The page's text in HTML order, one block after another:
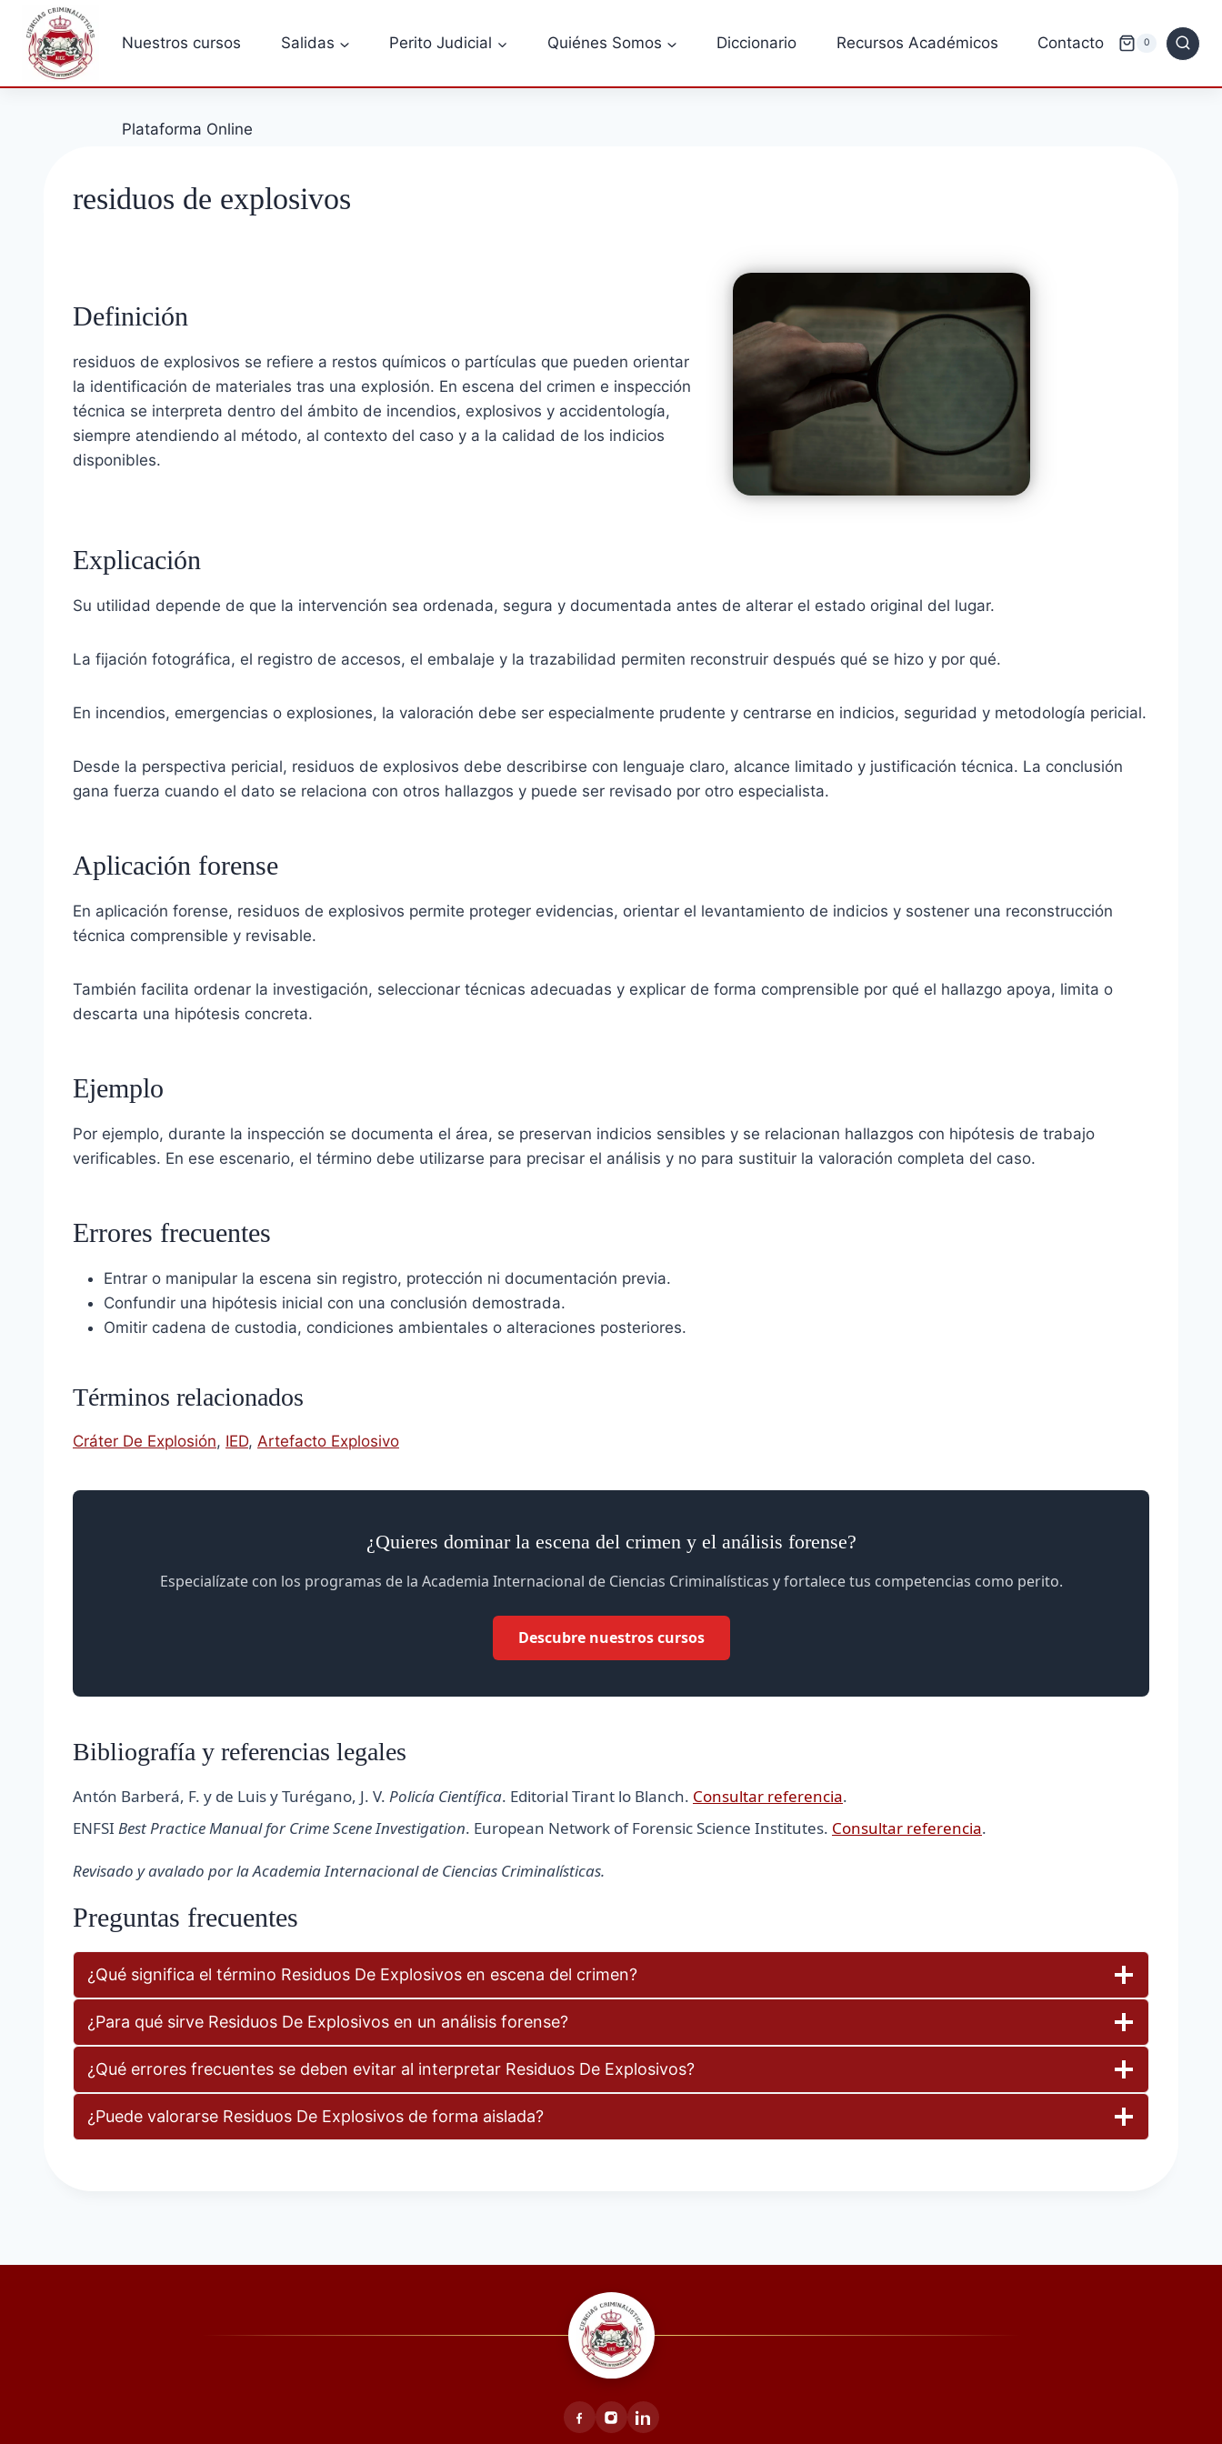
Saltar
contenido
Nuestros cursos Salidas Perito Judicial Quiénes Somos Diccionario Recursos Académicos Contacto
Plataforma Online
0
residuos de explosivos
Definición
residuos de explosivos se refiere a restos químicos o partículas que pueden orientar
la identificación de materiales tras una explosión. En escena del crimen e inspección
técnica se interpreta dentro del ámbito de incendios, explosivos y accidentología,
siempre atendiendo al método, al contexto del caso y a la calidad de los indicios
disponibles.
Explicación
Su utilidad depende de que la intervención sea ordenada, segura y documentada antes de alterar el estado original del lugar.
La fijación fotográfica, el registro de accesos, el embalaje y la trazabilidad permiten reconstruir después qué se hizo y por qué.
En incendios, emergencias o explosiones, la valoración debe ser especialmente prudente y centrarse en indicios, seguridad y metodología pericial.
Desde la perspectiva pericial, residuos de explosivos debe describirse con lenguaje claro, alcance limitado y justificación técnica. La conclusión
gana fuerza cuando el dato se relaciona con otros hallazgos y puede ser revisado por otro especialista.
Aplicación forense
En aplicación forense, residuos de explosivos permite proteger evidencias, orientar el levantamiento de indicios y sostener una reconstrucción
técnica comprensible y revisable.
También facilita ordenar la investigación, seleccionar técnicas adecuadas y explicar de forma comprensible por qué el hallazgo apoya, limita o
descarta una hipótesis concreta.
Ejemplo
Por ejemplo, durante la inspección se documenta el área, se preservan indicios sensibles y se relacionan hallazgos con hipótesis de trabajo
verificables. En ese escenario, el término debe utilizarse para precisar el análisis y no para sustituir la valoración completa del caso.
Errores frecuentes
Entrar o manipular la escena sin registro, protección ni documentación previa.
Confundir una hipótesis inicial con una conclusión demostrada.
Omitir cadena de custodia, condiciones ambientales o alteraciones posteriores.
Términos relacionados
Cráter De Explosión, IED, Artefacto Explosivo
¿Quieres dominar la escena del crimen y el análisis forense?
Especialízate con los programas de la Academia Internacional de Ciencias Criminalísticas y fortalece tus competencias como perito.
Descubre nuestros cursos
Bibliografía y referencias legales
Antón Barberá, F. y de Luis y Turégano, J. V. Policía Científica. Editorial Tirant lo Blanch. Consultar referencia.
ENFSI Best Practice Manual for Crime Scene Investigation. European Network of Forensic Science Institutes. Consultar referencia.
Revisado y avalado por la Academia Internacional de Ciencias Criminalísticas.
Preguntas frecuentes
¿Qué significa el término Residuos De Explosivos en escena del crimen?
¿Para qué sirve Residuos De Explosivos en un análisis forense?
¿Qué errores frecuentes se deben evitar al interpretar Residuos De Explosivos?
¿Puede valorarse Residuos De Explosivos de forma aislada?